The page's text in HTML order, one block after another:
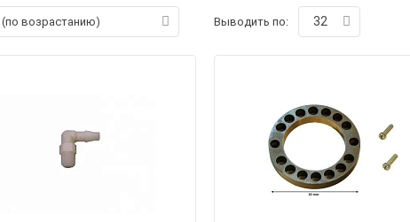
(по возрастанию) Выводить по: 32